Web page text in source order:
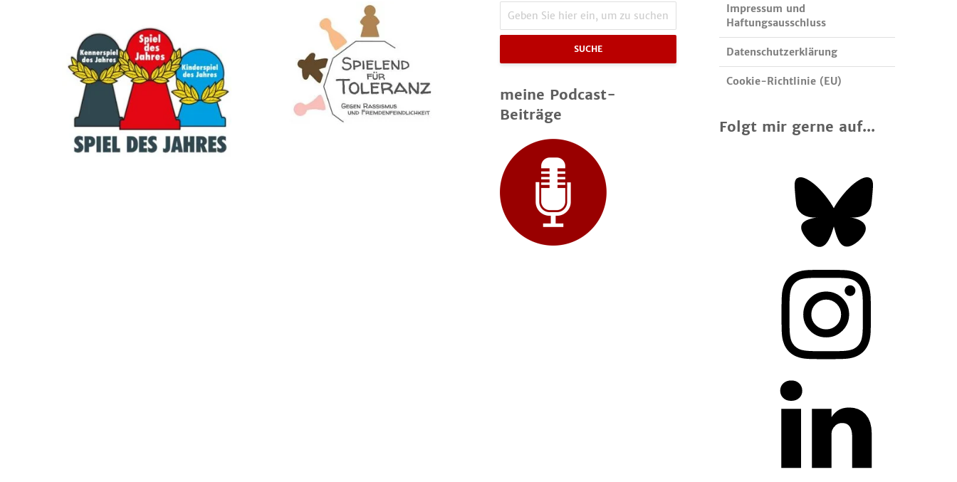
SUCHE
meine Podcast-
Beiträge
Impressum und
Haftungsausschluss
Datenschutzerklärung
Cookie-Richtlinie (EU)
Folgt mir gerne auf...